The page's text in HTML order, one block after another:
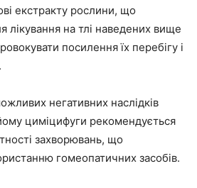
екстракту рослини, що
лікування на тлі наведених вище
посилення їх перебігу і
негативних наслідків
циміцифуги рекомендується
захворювань, що
гомеопатичних засобів.